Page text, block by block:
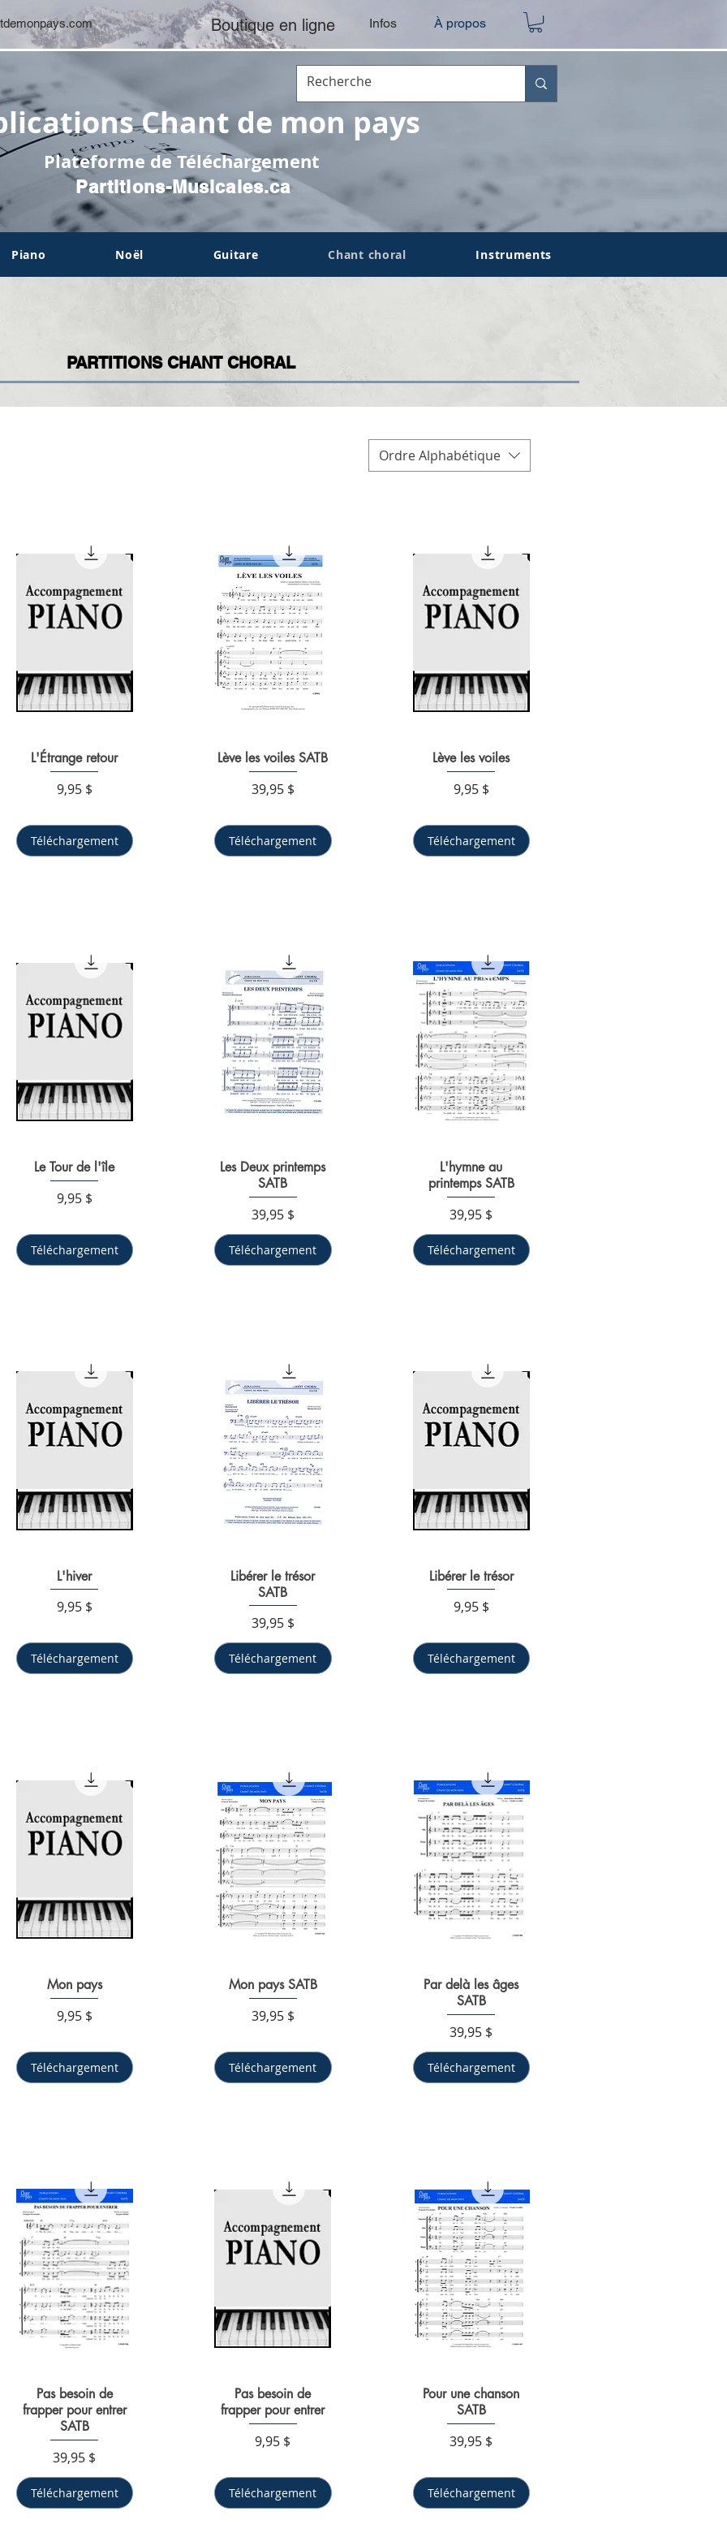
Boutique en ligne À propos
Infos
Chant de mon pays
Plateforme de Téléchargement
Partitions-Musicales.ca
Piano Noël Guitare Chant choral Instruments
PARTITIONS CHANT CHORAL
Ordre Alphabétique
Aperçu rapide
L'Étrange retour
Prix
9,95 $
Téléchargement
Aperçu rapide
Lève les voiles SATB
Prix
39,95 $
Téléchargement
Aperçu rapide
Lève les voiles
Prix
9,95 $
Téléchargement
Aperçu rapide
Le Tour de l'île
Prix
9,95 $
Téléchargement
Aperçu rapide
Les Deux printemps
SATB
Prix
39,95 $
Téléchargement
Aperçu rapide
L'hymne au
printemps SATB
Prix
39,95 $
Téléchargement
Aperçu rapide
L'hiver
Prix
9,95 $
Téléchargement
Aperçu rapide
Libérer le trésor
SATB
Prix
39,95 $
Téléchargement
Aperçu rapide
Libérer le trésor
Prix
9,95 $
Téléchargement
Aperçu rapide
Mon pays
Prix
9,95 $
Téléchargement
Aperçu rapide
Mon pays SATB
Prix
39,95 $
Téléchargement
Aperçu rapide
Par delà les âges
SATB
Prix
39,95 $
Téléchargement
Aperçu rapide
Pas besoin de
frapper pour entrer
SATB
Prix
39,95 $
Téléchargement
Aperçu rapide
Pas besoin de
frapper pour entrer
Prix
9,95 $
Téléchargement
Aperçu rapide
Pour une chanson
SATB
Prix
39,95 $
Téléchargement